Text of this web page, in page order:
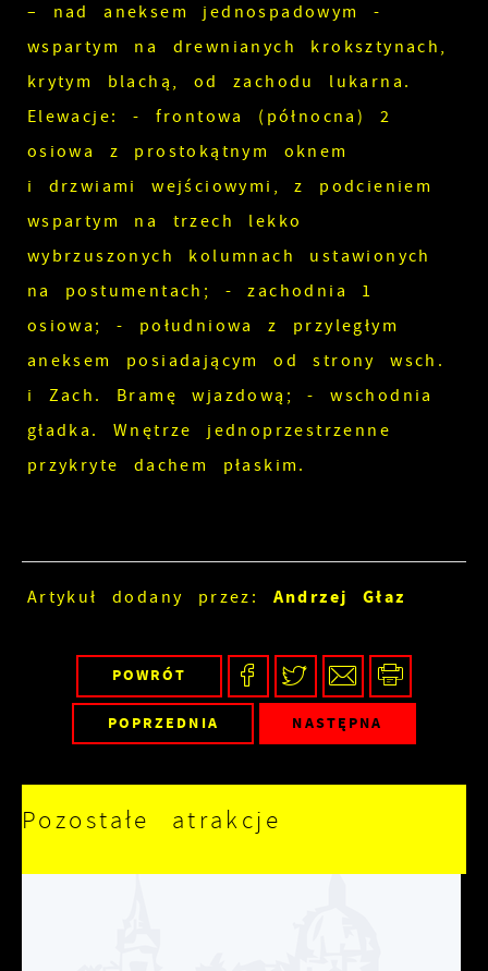
– nad aneksem jednospadowym -
wspartym na drewnianych kroksztynach,
krytym blachą, od zachodu lukarna.
Elewacje: - frontowa (północna) 2
osiowa z prostokątnym oknem
i drzwiami wejściowymi, z podcieniem
wspartym na trzech lekko
wybrzuszonych kolumnach ustawionych
na postumentach; - zachodnia 1
osiowa; - południowa z przyległym
aneksem posiadającym od strony wsch.
i Zach. Bramę wjazdową; - wschodnia
gładka. Wnętrze jednoprzestrzenne
przykryte dachem płaskim.
Artykuł dodany przez: Andrzej Głaz
POWRÓT
POPRZEDNIA NASTĘPNA
Pozostałe atrakcje